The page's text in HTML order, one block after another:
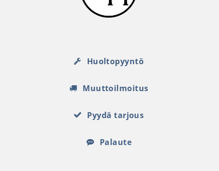
Huoltopyyntö
Muuttoilmoitus
Pyydä tarjous
Palaute